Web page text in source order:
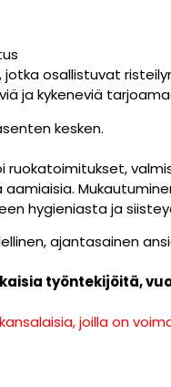
jotka osallistuvat
ja kykeneviä
kesken.
ruokatoimitukset,
hygieniasta ja
ajantasainen
työntekijöitä,
joilla on